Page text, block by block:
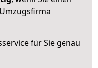
für Sie genau